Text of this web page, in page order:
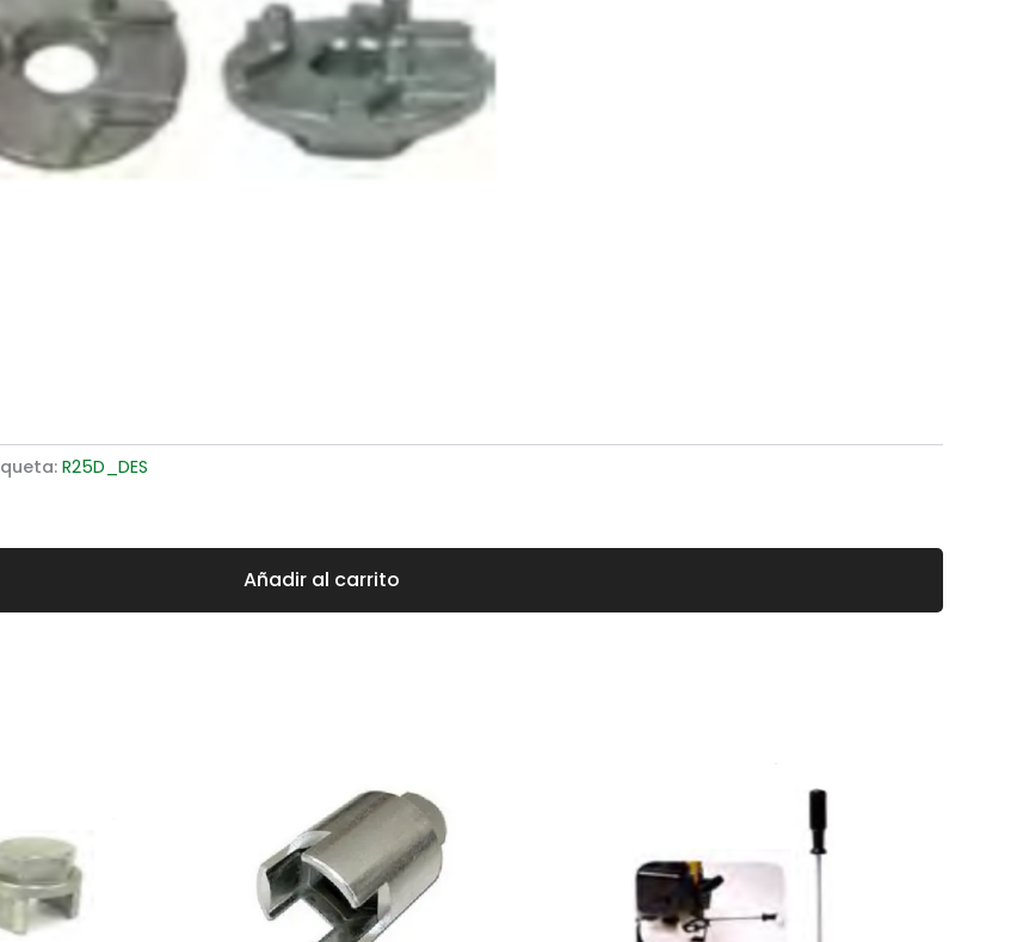
R25D_DES
Añadir al carrito